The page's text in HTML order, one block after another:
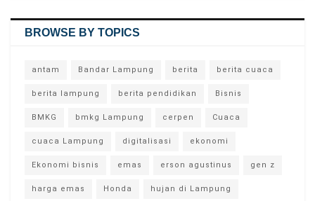
BROWSE BY TOPICS
antam Bandar Lampung berita berita cuaca
berita lampung berita pendidikan Bisnis
BMKG bmkg Lampung cerpen Cuaca
cuaca Lampung digitalisasi ekonomi
Ekonomi bisnis emas erson agustinus gen z
harga emas Honda hujan di Lampung